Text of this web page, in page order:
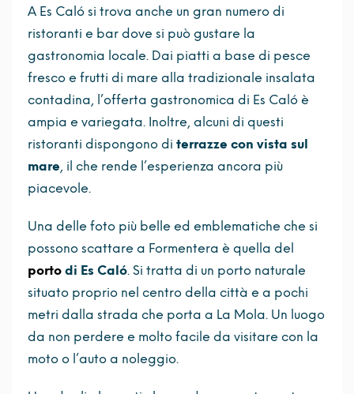
A Es Caló si trova anche un gran numero di
ristoranti e bar dove si può gustare la
gastronomia locale. Dai piatti a base di pesce
fresco e frutti di mare alla tradizionale insalata
contadina, l’offerta gastronomica di Es Caló è
ampia e variegata. Inoltre, alcuni di questi
ristoranti dispongono di terrazze con vista sul
mare, il che rende l’esperienza ancora più
piacevole.
Una delle foto più belle ed emblematiche che si
possono scattare a Formentera è quella del
porto di Es Caló. Si tratta di un porto naturale
situato proprio nel centro della città e a pochi
metri dalla strada che porta a La Mola. Un luogo
da non perdere e molto facile da visitare con la
moto o l’auto a noleggio.